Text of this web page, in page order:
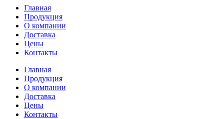
Главная
Продукция
О компании
Доставка
Цены
Контакты
Главная
Продукция
О компании
Доставка
Цены
Контакты